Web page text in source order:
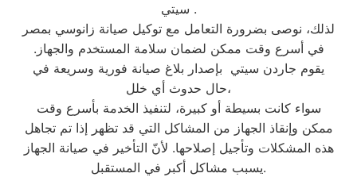
سيتي .
لذلك، نوصى بضرورة التعامل مع توكيل صيانة زانوسي بمصر
في أسرع وقت ممكن لضمان سلامة المستخدم والجهاز.
يقوم جاردن سيتي بإصدار بلاغ صيانة فورية وسريعة في
حال حدوث أي خلل،
سواء كانت بسيطة أو كبيرة، لتنفيذ الخدمة بأسرع وقت
ممكن وإنقاذ الجهاز من المشاكل التي قد تظهر إذا تم تجاهل
هذه المشكلات وتأجيل إصلاحها. لأنّ التأخير في صيانة الجهاز
يسبب مشاكل أكبر في المستقبل.